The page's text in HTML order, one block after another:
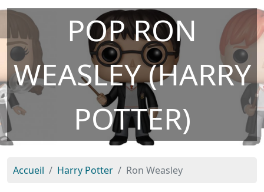
POP RON
WEASLEY (HARRY
POTTER)
Accueil Harry Potter Ron Weasley